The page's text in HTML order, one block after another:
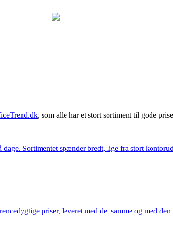
, som alle har et stort sortiment til gode
Sortimentet spænder bredt, lige fra stort
priser, leveret med det samme og med